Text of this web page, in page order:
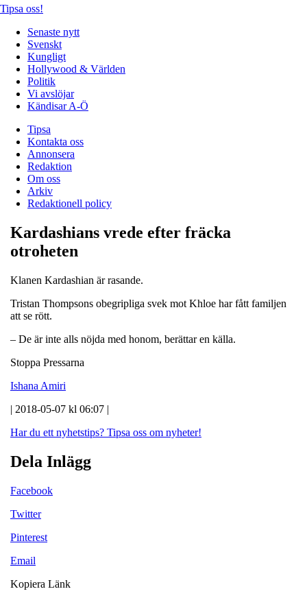
Tipsa oss!
Senaste nytt
Svenskt
Kungligt
Hollywood & Världen
Politik
Vi avslöjar
Kändisar A-Ö
Tipsa
Kontakta oss
Annonsera
Redaktion
Om oss
Arkiv
Redaktionell policy
Kardashians vrede efter fräcka
otroheten
Klanen Kardashian är rasande.
Tristan Thompsons obegripliga svek mot Khloe har fått familjen
att se rött.
– De är inte alls nöjda med honom, berättar en källa.
Stoppa Pressarna
Ishana Amiri
| 2018-05-07 kl 06:07 |
Har du ett nyhetstips? Tipsa oss om nyheter!
Dela Inlägg
Facebook
Twitter
Pinterest
Email
Kopiera Länk